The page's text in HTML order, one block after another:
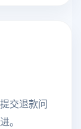
交退款问
。